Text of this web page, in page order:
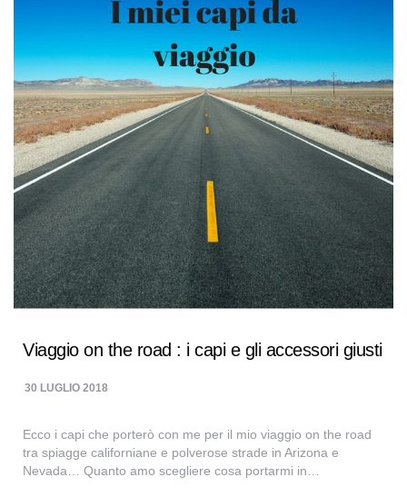
Viaggio on the road : i capi e gli accessori giusti
30 LUGLIO 2018
Ecco i capi che porterò con me per il mio viaggio on the road
tra spiagge californiane e polverose strade in Arizona e
Nevada… Quanto amo scegliere cosa portarmi in…